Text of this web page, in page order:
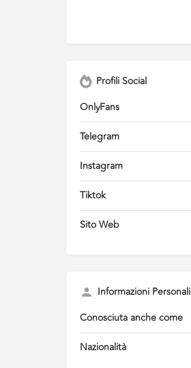
Profili Social
OnlyFans
Telegram
Instagram
Tiktok
Sito Web
Informazioni Personali
Conosciuta anche come
Nazionalità